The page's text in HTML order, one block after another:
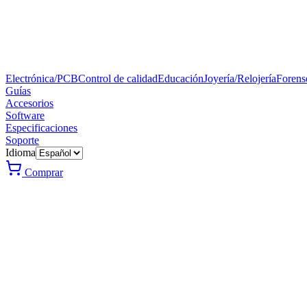
Electrónica/PCBControl de calidadEducaciónJoyería/Relojería
Guías
Accesorios
Software
Especificaciones
Soporte
Idioma
Comprar